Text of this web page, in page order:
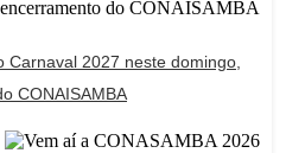
Carnaval 2027 neste domingo,
CONAISAMBA